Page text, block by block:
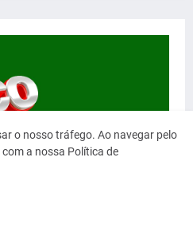
o nosso tráfego. Ao navegar pelo
a nossa Política de